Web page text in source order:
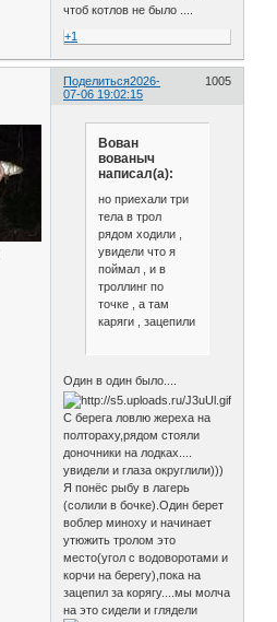
чтоб котлов не было ....
+1
Поделиться 1005
2026-
07-06 19:02:15
Вован
вованыч
написал(а):
но приехали три
тела в трол
рядом ходили ,
увидели что я
поймал , и в
троллинг по
точке , а там
каряги , зацепили
Один в один было....
С берега ловлю жереха на
полтораху,рядом стояли
доночники на лодках....
увидели и глаза округлили)))
Я понёс рыбу в лагерь
(солили в бочке).Один берет
воблер миноху и начинает
утюжить тролом это
место(угол с водоворотами и
корчи на берегу),пока на
зацепил за корягу....мы молча
на это сидели и глядели